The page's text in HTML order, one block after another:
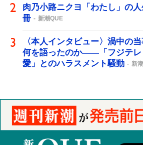
肉乃小路ニクヨ「わたし」の
冊
新潮QUE
〈本人インタビュー〉渦中の
何を語ったのか――「フジテレ
愛」とのハラスメント騒動
新